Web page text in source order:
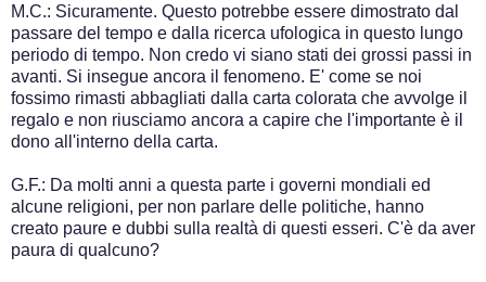
M.C.: Sicuramente. Questo potrebbe essere dimostrato dal
passare del tempo e dalla ricerca ufologica in questo lungo
periodo di tempo. Non credo vi siano stati dei grossi passi in
avanti. Si insegue ancora il fenomeno. E' come se noi
fossimo rimasti abbagliati dalla carta colorata che avvolge il
regalo e non riusciamo ancora a capire che l'importante è il
dono all'interno della carta.
G.F.: Da molti anni a questa parte i governi mondiali ed
alcune religioni, per non parlare delle politiche, hanno
creato paure e dubbi sulla realtà di questi esseri. C'è da aver
paura di qualcuno?